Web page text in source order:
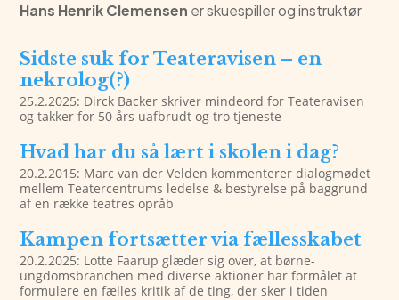
Hans Henrik Clemensen er skuespiller og instruktør
Sidste suk for Teateravisen – en
nekrolog(?)
25.2.2025: Dirck Backer skriver mindeord for Teateravisen
og takker for 50 års uafbrudt og tro tjeneste
Hvad har du så lært i skolen i dag?
20.2.2015: Marc van der Velden kommenterer dialogmødet
mellem Teatercentrums ledelse & bestyrelse på baggrund
af en række teatres opråb
Kampen fortsætter via fællesskabet
20.2.2025: Lotte Faarup glæder sig over, at børne-
ungdomsbranchen med diverse aktioner har formålet at
formulere en fælles kritik af de ting, der sker i tiden